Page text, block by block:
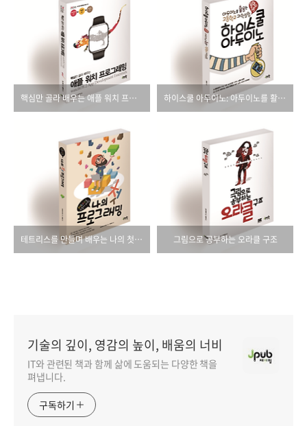
핵심만 골라 배우는 애플 워치 프로그래밍 하이스쿨 아두이노: 아두이노를 활용한 고등학교 과학실험
테트리스를 만들며 배우는 나의 첫 프로그래밍 그림으로 공부하는 오라클 구조
기술의 깊이, 영감의 높이, 배움의 너비
IT와 관련된 책과 함께 삶에 도움되는 다양한 책을
펴냅니다.
구독하기